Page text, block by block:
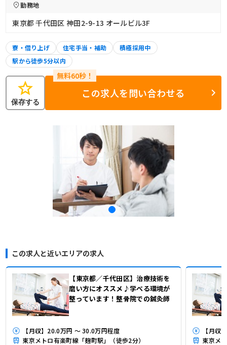
勤務地
東京都 千代田区 神田2-9-13 オールビル3F
寮・借り上げ 住宅手当・補助
積極採用中
駅から徒歩5分以内
star
保存する
この求人を問い合わせる
この求人と近いエリアの求人
【東京都／千代田区】治療技術を
磨い方にオススメ♪学べる環境が
整っています！整骨院での鍼灸師
【月収】20.0万円 ～ 30.0万円程度
東京メトロ有楽町線「麹町駅」（徒歩2分）
【月収
東京メ